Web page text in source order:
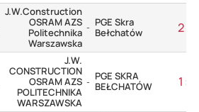
J.W.Construction
OSRAM AZS
Politechnika
Warszawska
- PGE Skra
Bełchatów
2
J.W.
CONSTRUCTION
OSRAM AZS
POLITECHNIKA
WARSZAWSKA
- PGE SKRA
BEŁCHATÓW
1 :